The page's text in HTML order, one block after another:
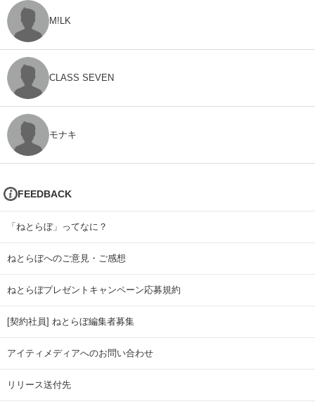
M!LK
CLASS SEVEN
モナキ
FEEDBACK
「ねとらぼ」ってなに？
ねとらぼへのご意見・ご感想
ねとらぼプレゼントキャンペーン応募規約
[契約社員] ねとらぼ編集者募集
アイティメディアへのお問い合わせ
リリース送付先